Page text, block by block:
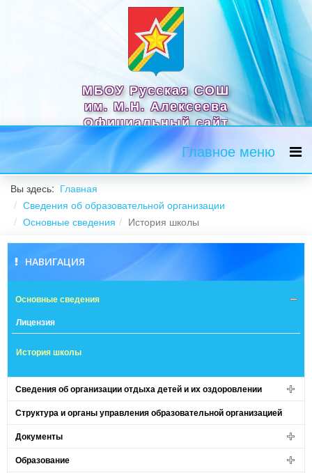
МБОУ Русская СОШ
им. М.Н. Алексеева
Официальный сайт
Главное меню
Вы здесь: Главная
Сведения об образовательной организации
Основные сведения
История школы
НАВИГАЦИЯ
Основные сведения
Лицензия
История школы
Сведения об организации отдыха детей и их оздоровлении
Структура и органы управления образовательной организацией
Документы
Образование